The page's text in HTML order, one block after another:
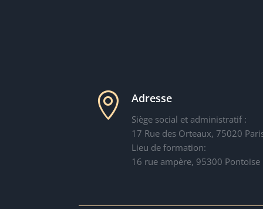
 Adresse
Siège social et administratif :
17 Rue des Orteaux, 75020
Lieu de formation:
16 rue ampère, 95300 Pontoise